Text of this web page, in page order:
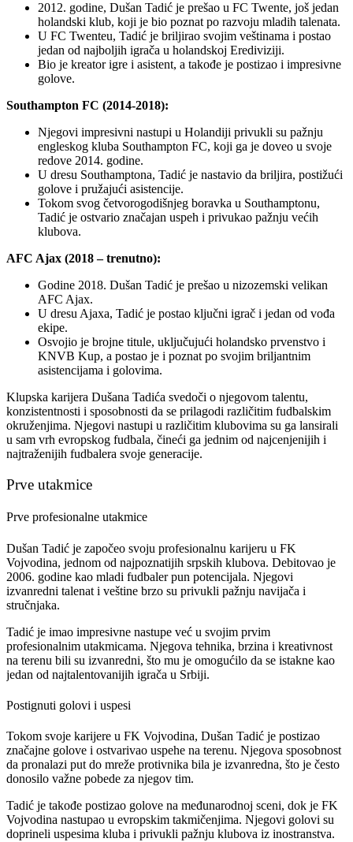
2012. godine, Dušan Tadić je prešao u FC Twente, još jedan
holandski klub, koji je bio poznat po razvoju mladih talenata.
U FC Twenteu, Tadić je briljirao svojim veštinama i postao
jedan od najboljih igrača u holandskoj Erediviziji.
Bio je kreator igre i asistent, a takođe je postizao i impresivne
golove.
Southampton FC (2014-2018):
Njegovi impresivni nastupi u Holandiji privukli su pažnju
engleskog kluba Southampton FC, koji ga je doveo u svoje
redove 2014. godine.
U dresu Southamptona, Tadić je nastavio da briljira, postižući
golove i pružajući asistencije.
Tokom svog četvorogodišnjeg boravka u Southamptonu,
Tadić je ostvario značajan uspeh i privukao pažnju većih
klubova.
AFC Ajax (2018 – trenutno):
Godine 2018. Dušan Tadić je prešao u nizozemski velikan
AFC Ajax.
U dresu Ajaxa, Tadić je postao ključni igrač i jedan od vođa
ekipe.
Osvojio je brojne titule, uključujući holandsko prvenstvo i
KNVB Kup, a postao je i poznat po svojim briljantnim
asistencijama i golovima.
Klupska karijera Dušana Tadića svedoči o njegovom talentu,
konzistentnosti i sposobnosti da se prilagodi različitim fudbalskim
okruženjima. Njegovi nastupi u različitim klubovima su ga lansirali
u sam vrh evropskog fudbala, čineći ga jednim od najcenjenijih i
najtraženijih fudbalera svoje generacije.
Prve utakmice
Prve profesionalne utakmice
Dušan Tadić je započeo svoju profesionalnu karijeru u FK
Vojvodina, jednom od najpoznatijih srpskih klubova. Debitovao je
2006. godine kao mladi fudbaler pun potencijala. Njegovi
izvanredni talenat i veštine brzo su privukli pažnju navijača i
stručnjaka.
Tadić je imao impresivne nastupe već u svojim prvim
profesionalnim utakmicama. Njegova tehnika, brzina i kreativnost
na terenu bili su izvanredni, što mu je omogućilo da se istakne kao
jedan od najtalentovanijih igrača u Srbiji.
Postignuti golovi i uspesi
Tokom svoje karijere u FK Vojvodina, Dušan Tadić je postizao
značajne golove i ostvarivao uspehe na terenu. Njegova sposobnost
da pronalazi put do mreže protivnika bila je izvanredna, što je često
donosilo važne pobede za njegov tim.
Tadić je takođe postizao golove na međunarodnoj sceni, dok je FK
Vojvodina nastupao u evropskim takmičenjima. Njegovi golovi su
doprineli uspesima kluba i privukli pažnju klubova iz inostranstva.